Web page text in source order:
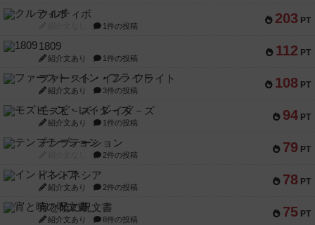
203 PT
クルティボ
1件の投稿
112 PT
1809
紹介文あり 1件の投稿
108 PT
ファースト・イン・フライト
紹介文あり 3件の投稿
94 PT
モズビ－ズ・レイダ－ズ
紹介文あり 1件の投稿
79 PT
テンプテーション
2件の投稿
78 PT
インドネシア
紹介文あり 2件の投稿
75 PT
宵と暁の呪文書
紹介文あり 8件の投稿